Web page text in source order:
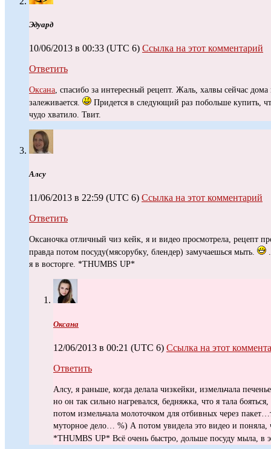
Эдуард
10/06/2013 в 00:33 (UTC 6) Ссылка на этот комментарий
Ответить
Оксана, спасибо за интересный рецепт. Жаль, халвы сейчас
залеживается.
Придется в следующий раз побольше купить,
чудо хватило. Твит.
Алсу
11/06/2013 в 22:59 (UTC 6) Ссылка на этот комментарий
Ответить
Оксаночка отличный чиз кейк, я и видео просмотрела, рецепт
правда потом посуду(мясорубку, блендер) замучаешься мыть.
я в восторге. *THUMBS UP*
Оксана
12/06/2013 в 00:21 (UTC 6) Ссылка на этот
Ответить
Алсу, я раньше, когда делала чизкейки, измельчала
но он так сильно нагревался, бедняжка, что я тала
потом измельчала молоточком для отбивных через
муторное дело… %) А потом увидела это видео и поняла,
*THUMBS UP* Всё очень быстро, дольше посуду мыла, в